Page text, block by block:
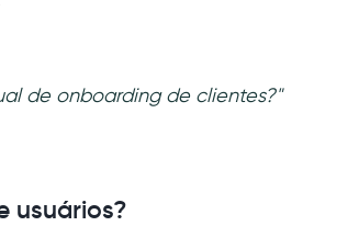
de onboarding de clientes?"
usuários?